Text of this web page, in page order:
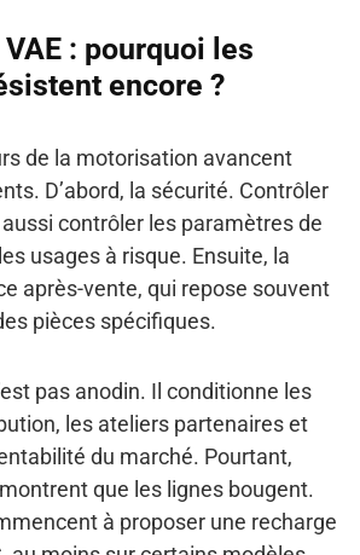
: pourquoi les
encore ?
de la motorisation avancent
D’abord, la sécurité. Contrôler
aussi contrôler les paramètres de
usages à risque. Ensuite, la
après-vente, qui repose souvent
pièces spécifiques.
pas anodin. Il conditionne les
les ateliers partenaires et
du marché. Pourtant,
que les lignes bougent.
à proposer une recharge